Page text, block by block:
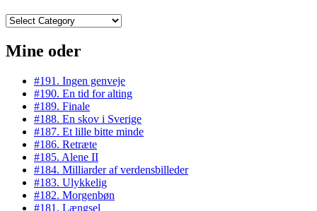
Kategorier
Mine oder
#191. Ingen genveje
#190. En tid for alting
#189. Finale
#188. En skov i Sverige
#187. Et lille bitte minde
#186. Retræte
#185. Alene II
#184. Milliarder af verdensbilleder
#183. Ulykkelig
#182. Morgenbøn
#181. Længsel